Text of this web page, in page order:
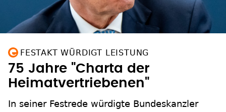
FESTAKT WÜRDIGT LEISTUNG
75 Jahre "Charta der
Heimatvertriebenen"
In seiner Festrede würdigte Bundeskanzler